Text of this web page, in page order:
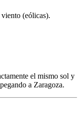
(eólicas).
el mismo sol y
a Zaragoza.